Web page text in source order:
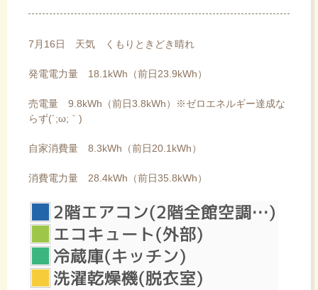
7月16日 天気 くもりときどき晴れ
発電電力量 18.1kWh（前日23.9kWh）
売電量 9.8kWh（前日3.8kWh）※ゼロエネルギー達成な
らず(´;ω;｀)
自家消費量 8.3kWh（前日20.1kWh）
消費電力量 28.4kWh（前日35.8kWh）